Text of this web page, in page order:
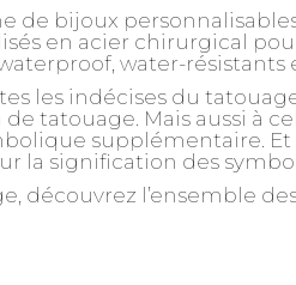
de bijoux
en acier chirurgical
water-
les indécises du
tatouage. Mais aussi à
supplémentaire. Et
la signification des
découvrez l’ensemble